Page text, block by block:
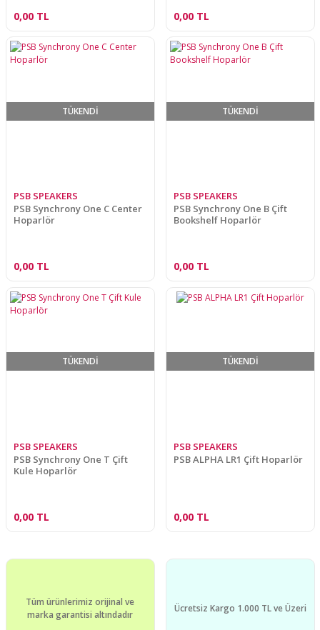
0,00 TL 0,00 TL
TÜKENDİ
PSB SPEAKERS
PSB Synchrony One C Center
Hoparlör
0,00 TL
TÜKENDİ
PSB SPEAKERS
PSB Synchrony One B Çift
Bookshelf Hoparlör
0,00 TL
TÜKENDİ
PSB SPEAKERS
PSB Synchrony One T Çift
Kule Hoparlör
0,00 TL
TÜKENDİ
PSB SPEAKERS
PSB ALPHA LR1 Çift Hoparlör
0,00 TL
Tüm ürünlerimiz orijinal ve
marka garantisi altındadır
Ücretsiz Kargo 1.000 TL ve Üzeri